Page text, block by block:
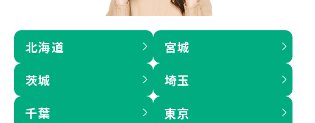
北海道
宮城
茨城
埼玉
千葉
東京